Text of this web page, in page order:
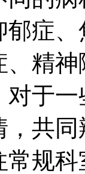
症
精
于
共
规